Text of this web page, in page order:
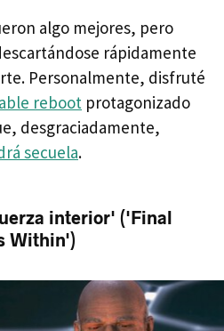
algo mejores, pero
rápidamente
Personalmente, disfruté
reboot protagonizado
desgraciadamente,
secuela.
interior' ('Final
Within')